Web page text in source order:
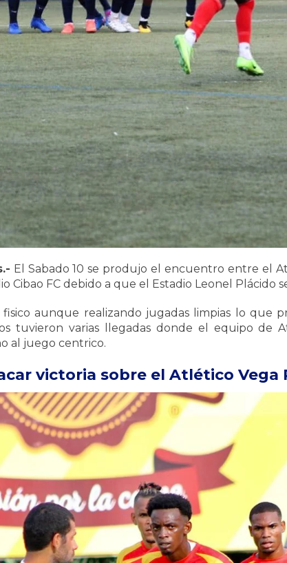
El Sabado 10 se produjo el encuentro entre el
Cibao FC debido a que el Estadio Leonel
aunque realizando jugadas limpias lo que
tuvieron varias llegadas donde el equipo de
al juego centrico.
victoria sobre el Atlético Vega